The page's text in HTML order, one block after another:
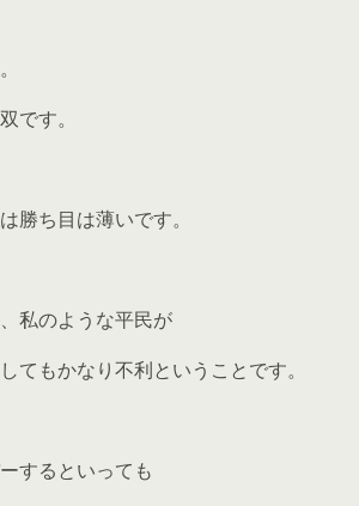
です。
勝ち目は薄いです。
私のような平民が
てもかなり不利ということです。
するといっても